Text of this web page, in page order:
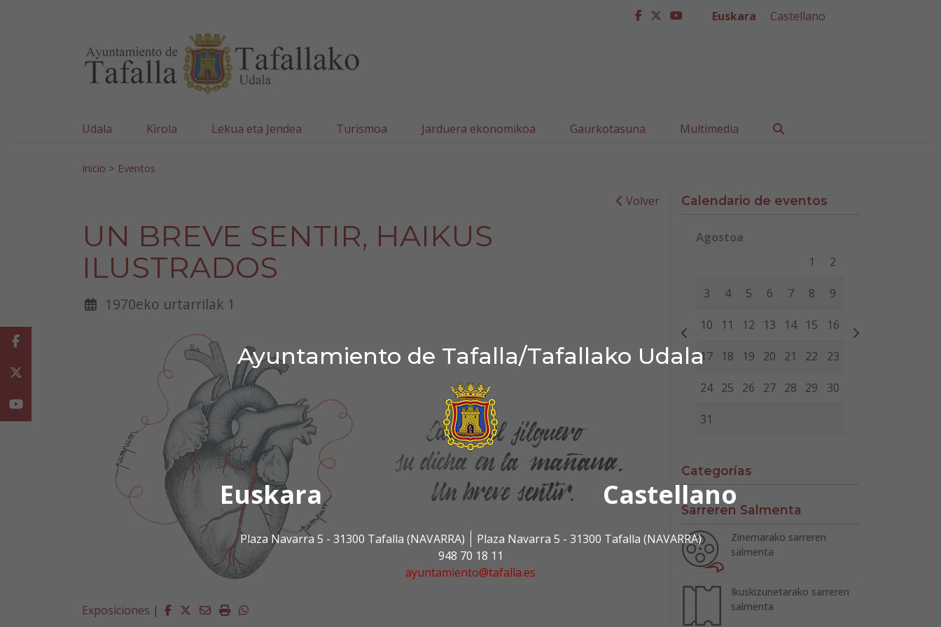
Ayuntamiento de Tafalla/Tafallako Udala
Euskara Castellano
Plaza Navarra 5 - 31300 Tafalla (NAVARRA)
Plaza Navarra 5 - 31300 Tafalla (NAVARRA)
948 70 18 11
ayuntamiento@tafalla.es
facebook
twitter
youtube
Euskara Castellano
Udala Kirola Lekua eta Jendea Turismoa Jarduera ekonomikoa Gaurkotasuna Multimedia
Inicio > Eventos
Volver
UN BREVE SENTIR, HAIKUS
ILUSTRADOS
1970eko urtarrilak 1
Exposiciones | Facebook
Twitter
EmailImprimirWhatsapp
Calendario de eventos
Agostoa
Miércoles Jueves
1 2
3 4 5 6 7 8 9
10 11 12 13 14 15 16
17 18 19 20 21 22 23
24 25 26 27 28 29 30
31
Categorías
Sarreren Salmenta
Zinemarako sarreren
salmenta
Ikuskizunetarako sarreren
salmenta
Facebook
Youtube